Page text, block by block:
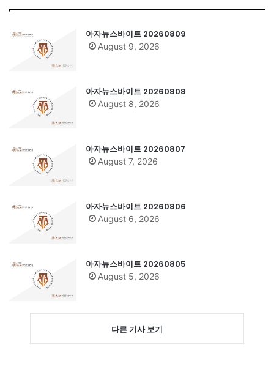
아자뉴스바이트 20260809
August 9, 2026
아자뉴스바이트 20260808
August 8, 2026
아자뉴스바이트 20260807
August 7, 2026
아자뉴스바이트 20260806
August 6, 2026
아자뉴스바이트 20260805
August 5, 2026
다른 기사 보기